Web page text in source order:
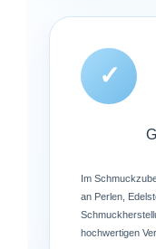
✓
Im
an Perlen,
hochwertigen